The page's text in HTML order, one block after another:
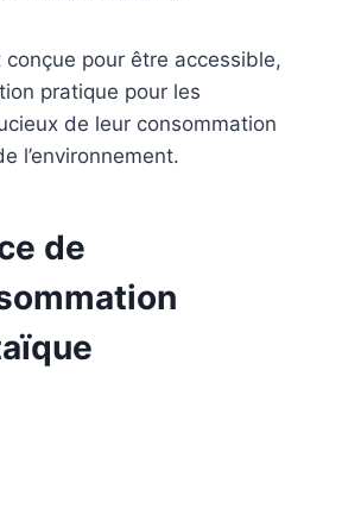
conçue pour être accessible,
pratique pour les
de leur consommation
l’environnement.
de